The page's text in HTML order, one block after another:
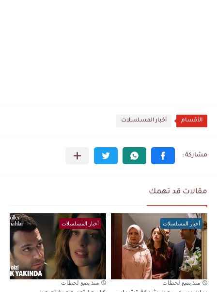
الأقسام أخبار المسلسلات
مقالات قد تهمك
أخبار المسلسلات
منذ بضع لحظات
أخبار المسلسلات
منذ بضع لحظات